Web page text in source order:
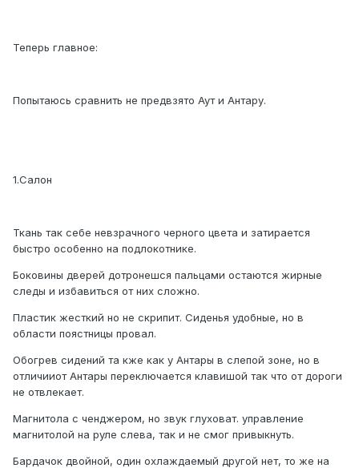
Теперь главное:
Попытаюсь сравнить не предвзято Аут и Антару.
1.Салон
Ткань так себе невзрачного черного цвета и затирается
быстро особенно на подлокотнике.
Боковины дверей дотронешся пальцами остаются жирные
следы и избавиться от них сложно.
Пластик жесткий но не скрипит. Сиденья удобные, но в
области поястницы провал.
Обогрев сидений та кже как у Антары в слепой зоне, но в
отличииот Антары переключается клавишой так что от дороги
не отвлекает.
Магнитола с ченджером, но звук глуховат. управление
магнитолой на руле слева, так и не смог привыкнуть.
Бардачок двойной, один охлаждаемый другой нет, то же на